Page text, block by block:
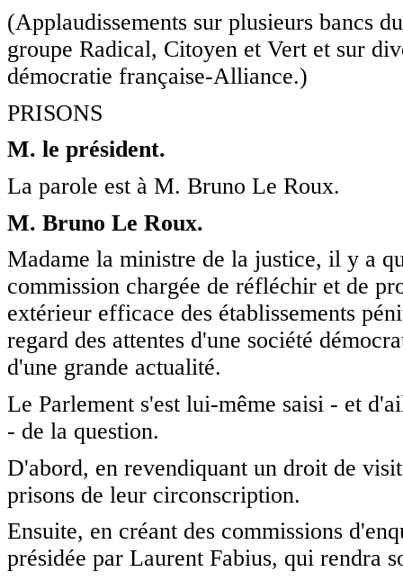
(Applaudissements sur plusieurs bancs
groupe Radical, Citoyen et Vert et sur
démocratie française-Alliance.)
PRISONS
M. le président.
La parole est à M. Bruno Le Roux.
M. Bruno Le Roux.
Madame la ministre de la justice, il y a
commission chargée de réfléchir et de
extérieur efficace des établissements
regard des attentes d'une société
d'une grande actualité.
Le Parlement s'est lui-même saisi - et
- de la question.
D'abord, en revendiquant un droit de
prisons de leur circonscription.
Ensuite, en créant des commissions
présidée par Laurent Fabius, qui rendra